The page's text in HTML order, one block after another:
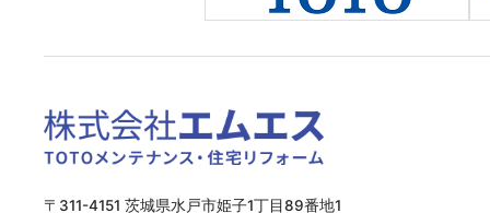
〒311-4151 茨城県水戸市姫子1丁目89番地1